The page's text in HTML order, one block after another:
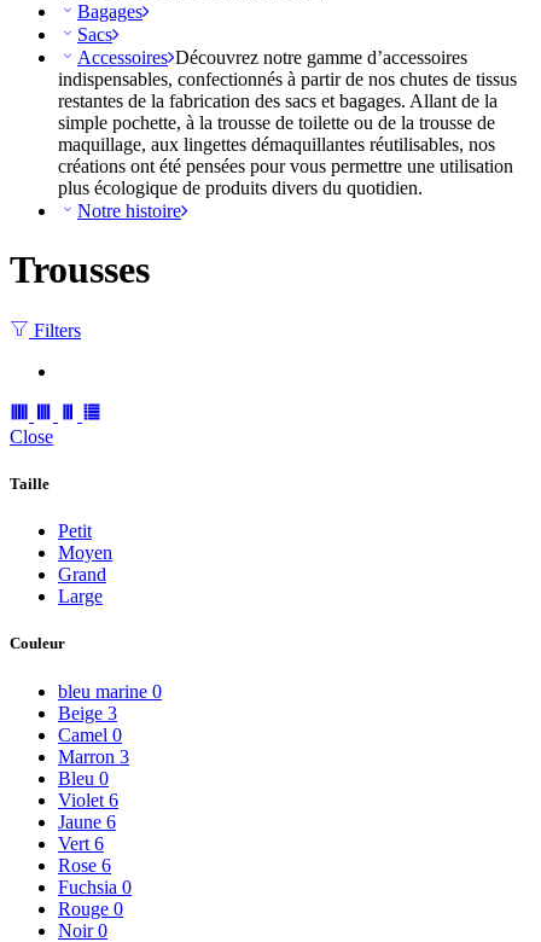
Bagages
Sacs
Accessoires Découvrez notre gamme d’accessoires
indispensables, confectionnés à partir de nos chutes de tissus
restantes de la fabrication des sacs et bagages. Allant de la
simple pochette, à la trousse de toilette ou de la trousse de
maquillage, aux lingettes démaquillantes réutilisables, nos
créations ont été pensées pour vous permettre une utilisation
plus écologique de produits divers du quotidien.
Notre histoire
Trousses
Filters
Close
Taille
Petit
Moyen
Grand
Large
Couleur
bleu marine 0
Beige 3
Camel 0
Marron 3
Bleu 0
Violet 6
Jaune 6
Vert 6
Rose 6
Fuchsia 0
Rouge 0
Noir 0